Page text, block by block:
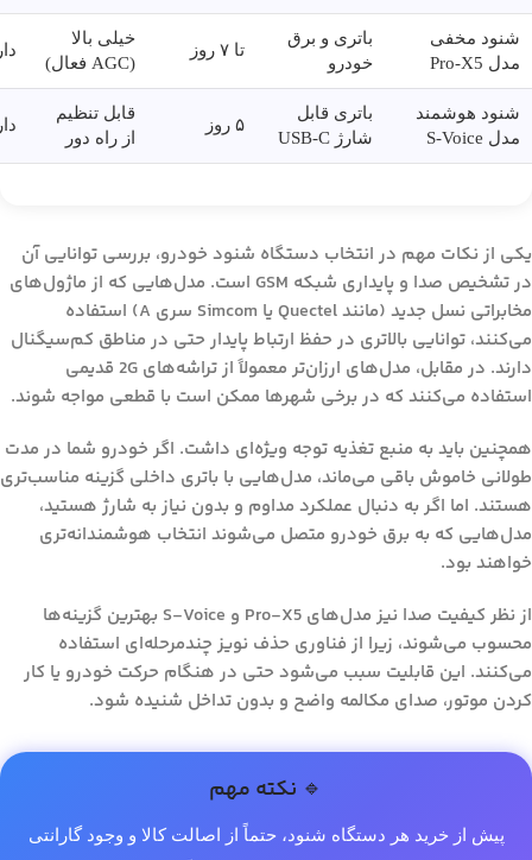
شنود مخفی
مدل Pro-X5
باتری و برق
خودرو
تا ۷ روز
خیلی بالا
(AGC فعال)
شنود هوشمند
مدل S-Voice
باتری قابل
شارژ USB-C
۵ روز
قابل تنظیم
از راه دور
یکی از نکات مهم در انتخاب دستگاه شنود خودرو، بررسی توانایی آن
در تشخیص صدا و پایداری شبکه GSM است. مدل‌هایی که از ماژول‌های
مخابراتی نسل جدید (مانند Quectel یا Simcom سری A) استفاده
می‌کنند، توانایی بالاتری در حفظ ارتباط پایدار حتی در مناطق کم‌سیگنال
دارند. در مقابل، مدل‌های ارزان‌تر معمولاً از تراشه‌های 2G قدیمی
استفاده می‌کنند که در برخی شهرها ممکن است با قطعی مواجه شوند.
همچنین باید به منبع تغذیه توجه ویژه‌ای داشت. اگر خودرو شما در مدت
طولانی خاموش باقی می‌ماند، مدل‌هایی با باتری داخلی گزینه مناسب‌تری
هستند. اما اگر به دنبال عملکرد مداوم و بدون نیاز به شارژ هستید،
مدل‌هایی که به برق خودرو متصل می‌شوند انتخاب هوشمندانه‌تری
خواهند بود.
از نظر کیفیت صدا نیز مدل‌های Pro-X5 و S-Voice بهترین گزینه‌ها
محسوب می‌شوند، زیرا از فناوری حذف نویز چندمرحله‌ای استفاده
می‌کنند. این قابلیت سبب می‌شود حتی در هنگام حرکت خودرو یا کار
کردن موتور، صدای مکالمه واضح و بدون تداخل شنیده شود.
🔹 نکته مهم
پیش از خرید هر دستگاه شنود، حتماً از اصالت کالا و وجود گارانتی